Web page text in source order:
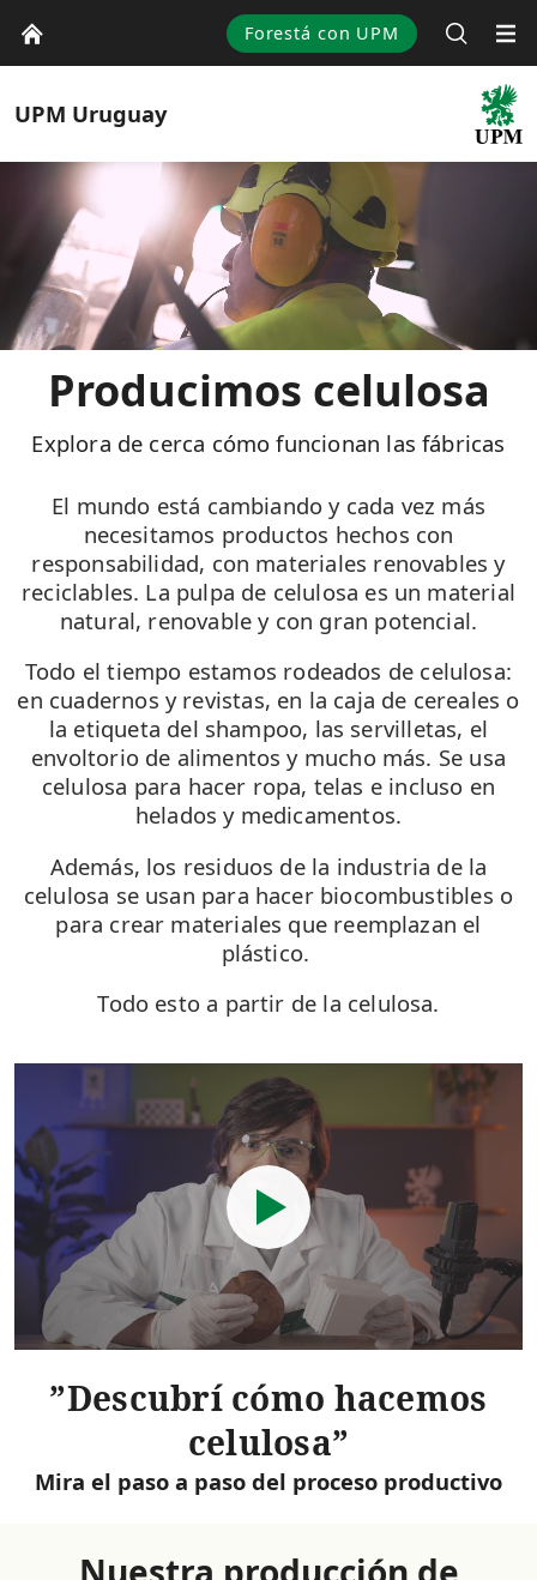
Forestá con UPM
UPM Uruguay
Producimos celulosa
Explora de cerca cómo funcionan las fábricas
El mundo está cambiando y cada vez más
necesitamos productos hechos con
responsabilidad, con materiales renovables y
reciclables. La pulpa de celulosa es un material
natural, renovable y con gran potencial.
Todo el tiempo estamos rodeados de celulosa:
en cuadernos y revistas, en la caja de cereales o
la etiqueta del shampoo, las servilletas, el
envoltorio de alimentos y mucho más. Se usa
celulosa para hacer ropa, telas e incluso en
helados y medicamentos.
Además, los residuos de la industria de la
celulosa se usan para hacer biocombustibles o
para crear materiales que reemplazan el
plástico.
Todo esto a partir de la celulosa.
Descubrí cómo hacemos
celulosa
Mira el paso a paso del proceso productivo